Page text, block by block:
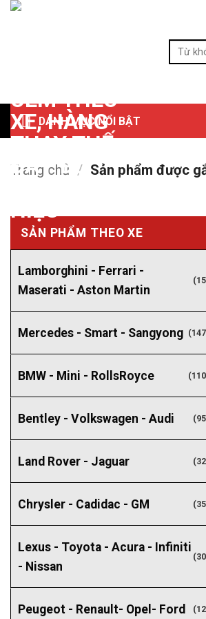
Bỏ
Tìm
DANH MỤC NỔI BẬT
Trang chủ / Sản phẩm được
SẢN PHẨM THEO XE
Lamborghini - Ferrari -
Maserati - Aston Martin
Mercedes - Smart - Sangyong
BMW - Mini - RollsRoyce
Bentley - Volkswagen - Audi
Land Rover - Jaguar
Chrysler - Cadidac - GM
Lexus - Toyota - Acura - Infiniti
- Nissan
Peugeot - Renault- Opel- Ford